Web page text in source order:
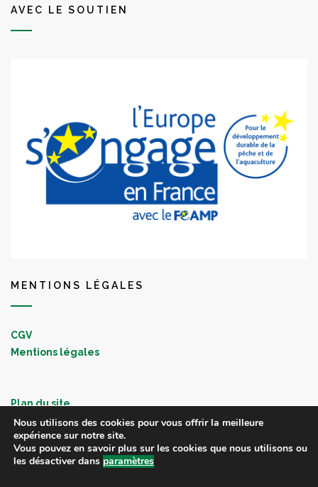
AVEC LE SOUTIEN
MENTIONS LÉGALES
CGV
Mentions légales
Plan du site
Nous utilisons des cookies pour vous offrir la meilleure
expérience sur notre site.
Vous pouvez en savoir plus sur les cookies que nous utilisons ou
les désactiver dans paramètres